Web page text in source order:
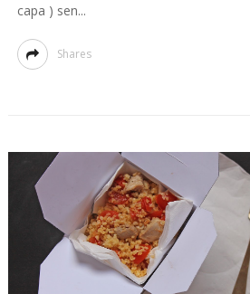
capa ) sen...
Shares